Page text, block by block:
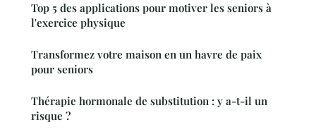
Top 5 des applications pour motiver les seniors à
l'exercice physique
Transformez votre maison en un havre de paix
pour seniors
Thérapie hormonale de substitution : y a-t-il un
risque ?